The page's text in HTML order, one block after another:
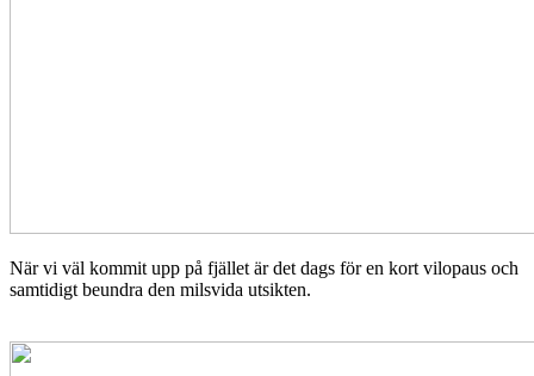
När vi väl kommit upp på fjället är det dags för en kort vilopaus och
samtidigt beundra den milsvida utsikten.